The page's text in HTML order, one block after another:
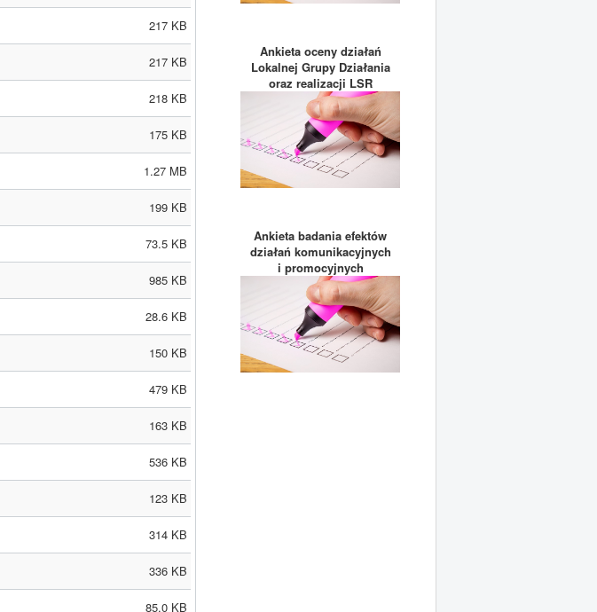
217 KB
217 KB
218 KB
175 KB
1.27 MB
199 KB
73.5 KB
985 KB
28.6 KB
150 KB
479 KB
163 KB
536 KB
123 KB
314 KB
336 KB
85.0 KB
Ankieta oceny działań
Lokalnej Grupy Działania
oraz realizacji LSR
Ankieta badania efektów
działań komunikacyjnych
i promocyjnych